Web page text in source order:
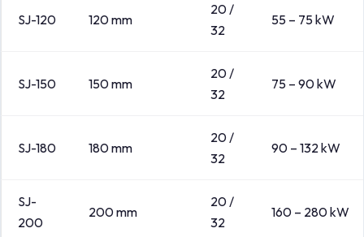
SJ-120 120 mm
20 /
32
55 – 75 kW
SJ-150 150 mm
20 /
32
75 – 90 kW
SJ-180 180 mm
20 /
32
90 – 132 kW
SJ-
200
200 mm
20 /
32
160 – 280 kW